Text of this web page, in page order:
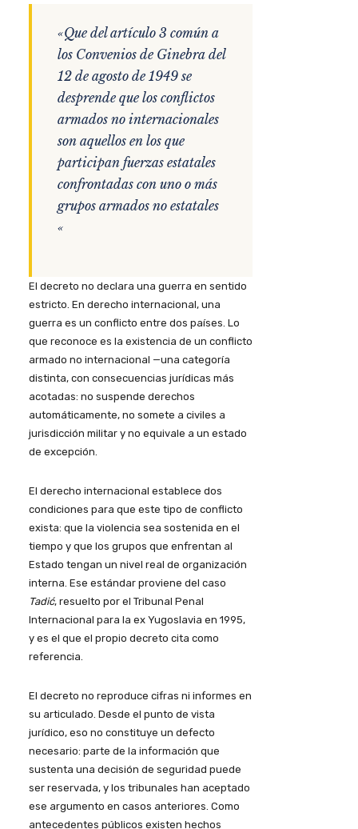
«Que del artículo 3 común a
los Convenios de Ginebra del
12 de agosto de 1949 se
desprende que los conflictos
armados no internacionales
son aquellos en los que
participan fuerzas estatales
confrontadas con uno o más
grupos armados no estatales
«
El decreto no declara una guerra en sentido
estricto. En derecho internacional, una
guerra es un conflicto entre dos países. Lo
que reconoce es la existencia de un conflicto
armado no internacional —una categoría
distinta, con consecuencias jurídicas más
acotadas: no suspende derechos
automáticamente, no somete a civiles a
jurisdicción militar y no equivale a un estado
de excepción.
El derecho internacional establece dos
condiciones para que este tipo de conflicto
exista: que la violencia sea sostenida en el
tiempo y que los grupos que enfrentan al
Estado tengan un nivel real de organización
interna. Ese estándar proviene del caso
Tadić, resuelto por el Tribunal Penal
Internacional para la ex Yugoslavia en 1995,
y es el que el propio decreto cita como
referencia.
El decreto no reproduce cifras ni informes en
su articulado. Desde el punto de vista
jurídico, eso no constituye un defecto
necesario: parte de la información que
sustenta una decisión de seguridad puede
ser reservada, y los tribunales han aceptado
ese argumento en casos anteriores. Como
antecedentes públicos existen hechos